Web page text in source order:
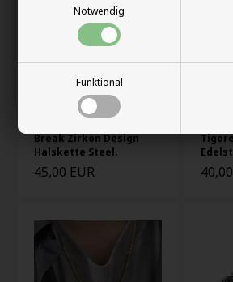
Notwendig
Funktional
Break Zirkon Design
Halskette Steel.
45,00 EUR